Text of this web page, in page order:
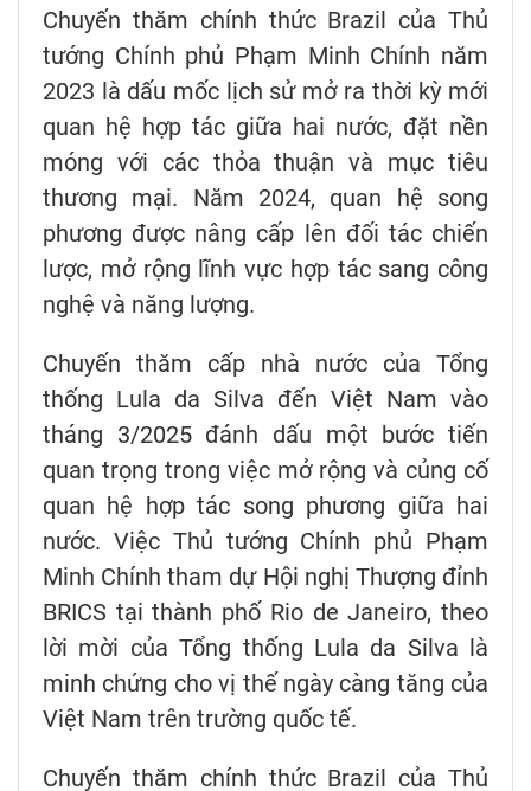
Chuyến thăm chính thức Brazil của Thủ
tướng Chính phủ Phạm Minh Chính năm
2023 là dấu mốc lịch sử mở ra thời kỳ mới
quan hệ hợp tác giữa hai nước, đặt nền
móng với các thỏa thuận và mục tiêu
thương mại. Năm 2024, quan hệ song
phương được nâng cấp lên đối tác chiến
lược, mở rộng lĩnh vực hợp tác sang công
nghệ và năng lượng.
Chuyến thăm cấp nhà nước của Tổng
thống Lula da Silva đến Việt Nam vào
tháng 3/2025 đánh dấu một bước tiến
quan trọng trong việc mở rộng và củng cố
quan hệ hợp tác song phương giữa hai
nước. Việc Thủ tướng Chính phủ Phạm
Minh Chính tham dự Hội nghị Thượng đỉnh
BRICS tại thành phố Rio de Janeiro, theo
lời mời của Tổng thống Lula da Silva là
minh chứng cho vị thế ngày càng tăng của
Việt Nam trên trường quốc tế.
Chuyến thăm chính thức Brazil của Thủ